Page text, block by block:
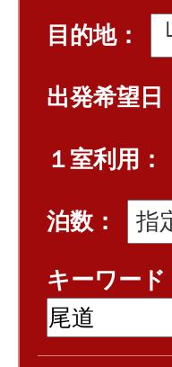
目的地：
出発希望日
１室利用：
泊数：
キーワード